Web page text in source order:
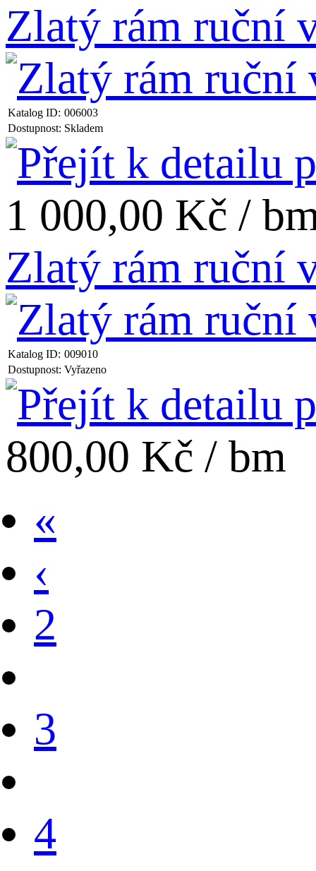
Zlatý rám ruční
Katalog ID: 006003
Dostupnost: Skladem
1 000,00 Kč /
Zlatý rám ruční
Katalog ID: 009010
Dostupnost: Vyřazeno
800,00 Kč / bm
«
‹
2
3
4